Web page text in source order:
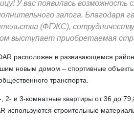
У вас появилась
залога. Благодаря
(ФГЖС),
выступает приобретаемая
расположен в развивающемся
новым домом – спортивные
транспорта.
2- и 3-комнатные квартиры от 36 до
используются строительные